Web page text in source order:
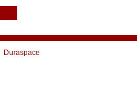
Duraspace